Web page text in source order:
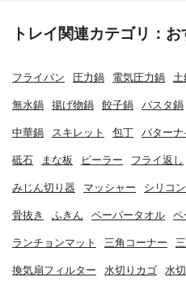
トレイ関連カテゴリ：
フライパン 圧力鍋 電気圧力鍋 土
無水鍋 揚げ物鍋 餃子鍋 パスタ鍋
中華鍋 スキレット 包丁 バターナ
砥石 まな板 ピーラー フライ返し
みじん切り器 マッシャー シリコ
骨抜き ふきん ペーパータオル ペ
ランチョンマット 三角コーナー
換気扇フィルター 水切りカゴ 水